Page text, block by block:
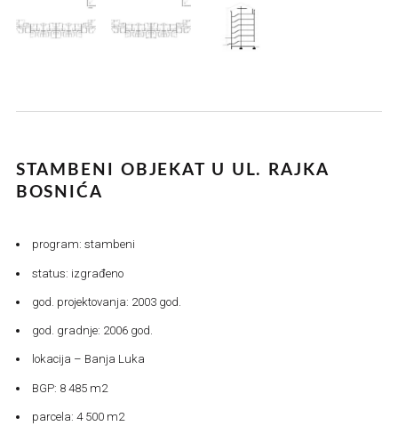
STAMBENI OBJEKAT U UL. RAJKA
BOSNIĆA
program: stambeni
status: izgrađeno
god. projektovanja: 2003 god.
god. gradnje: 2006 god.
lokacija – Banja Luka
BGP: 8 485 m2
parcela: 4 500 m2